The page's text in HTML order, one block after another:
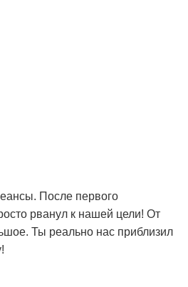
После первого
рванул к нашей цели! От
Ты реально нас приблизил